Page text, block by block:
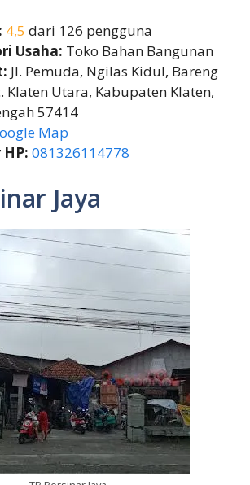
4,5 dari 126 pengguna
Usaha: Toko Bahan Bangunan
Jl. Pemuda, Ngilas Kidul, Bareng
Klaten Utara, Kabupaten Klaten,
57414
Map
081326114778
Jaya